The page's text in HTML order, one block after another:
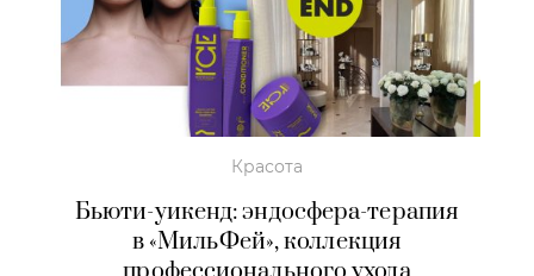
Красота
Бьюти-уикенд: эндосфера-терапия
в «МильФей», коллекция